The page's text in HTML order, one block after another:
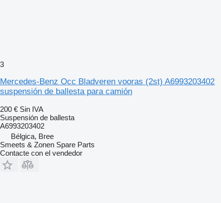
3
Mercedes-Benz Occ Bladveren vooras (2st) A6993203402
suspensión de ballesta para camión
200 € Sin IVA
Suspensión de ballesta
A6993203402
Bélgica, Bree
Smeets & Zonen Spare Parts
Contacte con el vendedor